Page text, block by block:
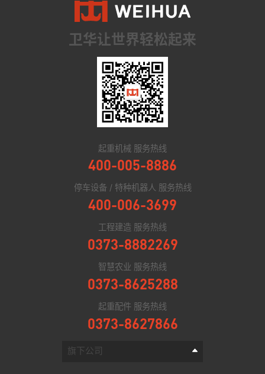
卫华让世界轻松起来
起重机械 服务热线
400-005-8886
停车设备 / 特种机器人 服务热线
400-006-3699
工程建造 服务热线
0373-8882269
智慧农业 服务热线
0373-8625288
起重配件 服务热线
0373-8627866
旗下公司